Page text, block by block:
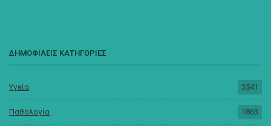
ΔΗΜΟΦΙΛΕΙΣ ΚΑΤΗΓΟΡΙΕΣ
Υγεία 3541
Παθολογία 1863